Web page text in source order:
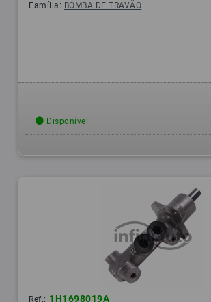
Família: BOMBA DE TRAVÃO
Disponível
Ref.: 1H1698019A